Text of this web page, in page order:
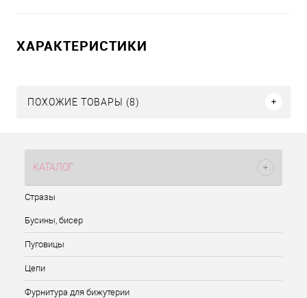
ХАРАКТЕРИСТИКИ
ПОХОЖИЕ ТОВАРЫ (8)
КАТАЛОГ
Стразы
Бусины, бисер
Пуговицы
Цепи
Фурнитура для бижутерии